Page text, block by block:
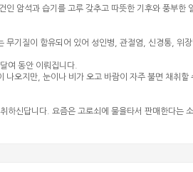
암석과 습기를 고루 갖추고 따뜻한 기후와 풍부한
기질이 함유되어 있어 성인병, 관절염, 신경통, 위
여 동안 이뤄집니다.
나오지만, 눈이나 비가 오고 바람이 자주 불면 채취
하신답니다. 요즘은 고로쇠에 물을타서 판매한다는